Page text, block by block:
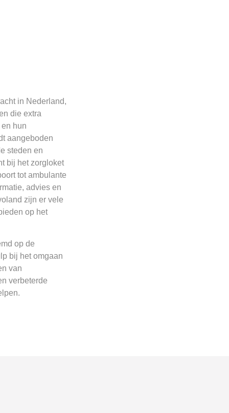
in Nederland,
die extra
hun
aangeboden
steden en
bij het zorgloket
tot ambulante
advies en
zijn er vele
op het
op de
bij het omgaan
van
verbeterde